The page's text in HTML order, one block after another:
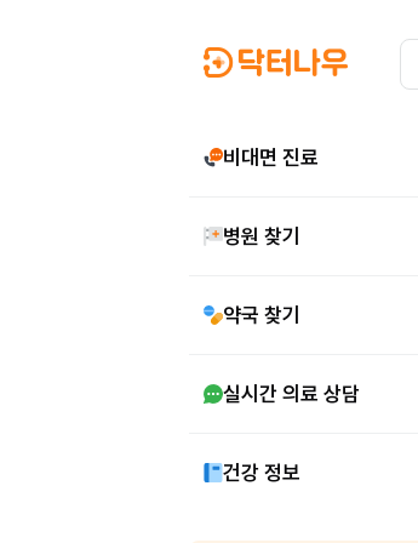
비대면 진료
병원 찾기
약국 찾기
실시간 의료 상담
건강 정보